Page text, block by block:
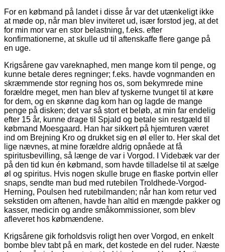
For en købmand på landet i disse år var det utænkeligt ikke
at møde op, når man blev inviteret ud, især forstod jeg, at det
for min mor var en stor belastning, f.eks. efter
konfirmationerne, at skulle ud til aftenskaffe flere gange på
en uge.
Krigsårene gav vareknaphed, men mange kom til penge, og
kunne betale deres regninger; f.eks. havde vognmanden en
skræmmende stor regning hos os, som bekymrede mine
forældre meget, men han blev af tyskerne tvunget til at køre
for dem, og en skønne dag kom han og lagde de mange
penge på disken; det var så stort et beløb, at min far endelig
efter 15 år, kunne drage til Spjald og betale sin restgæld til
købmand Moesgaard. Han har sikkert på hjemturen været
ind om Brejning Kro og drukket sig en øl eller to. Her skal det
lige nævnes, at mine forældre aldrig opnåede at få
spiritusbevilling, så længe de var i Vorgod. I Videbæk var der
på den tid kun én købmand, som havde tilladelse til at sælge
øl og spiritus. Hvis nogen skulle bruge en flaske portvin eller
snaps, sendte man bud med rutebilen Troldhede-Vorgod-
Herning, Poulsen hed rutebilmanden; når han kom retur ved
sekstiden om aftenen, havde han altid en mængde pakker og
kasser, medicin og andre småkommissioner, som blev
afleveret hos købmændene.
Krigsårene gik forholdsvis roligt hen over Vorgod, en enkelt
bombe blev tabt på en mark, det kostede en del ruder. Næste